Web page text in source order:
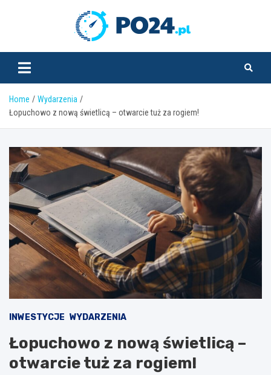
Home
Wydarzenia
Łopuchowo z nową świetlicą – otwarcie tuż za rogiem!
INWESTYCJE WYDARZENIA
Łopuchowo z nową świetlicą –
otwarcie tuż za rogiem!